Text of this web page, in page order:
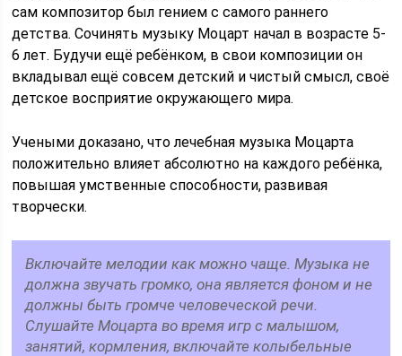
сам композитор был гением с самого раннего
детства. Сочинять музыку Моцарт начал в возрасте 5-
6 лет. Будучи ещё ребёнком, в свои композиции он
вкладывал ещё совсем детский и чистый смысл, своё
детское восприятие окружающего мира.
Учеными доказано, что лечебная музыка Моцарта
положительно влияет абсолютно на каждого ребёнка,
повышая умственные способности, развивая
творчески.
Включайте мелодии как можно чаще. Музыка не
должна звучать громко, она является фоном и не
должны быть громче человеческой речи.
Слушайте Моцарта во время игр с малышом,
занятий, кормления, включайте колыбельные